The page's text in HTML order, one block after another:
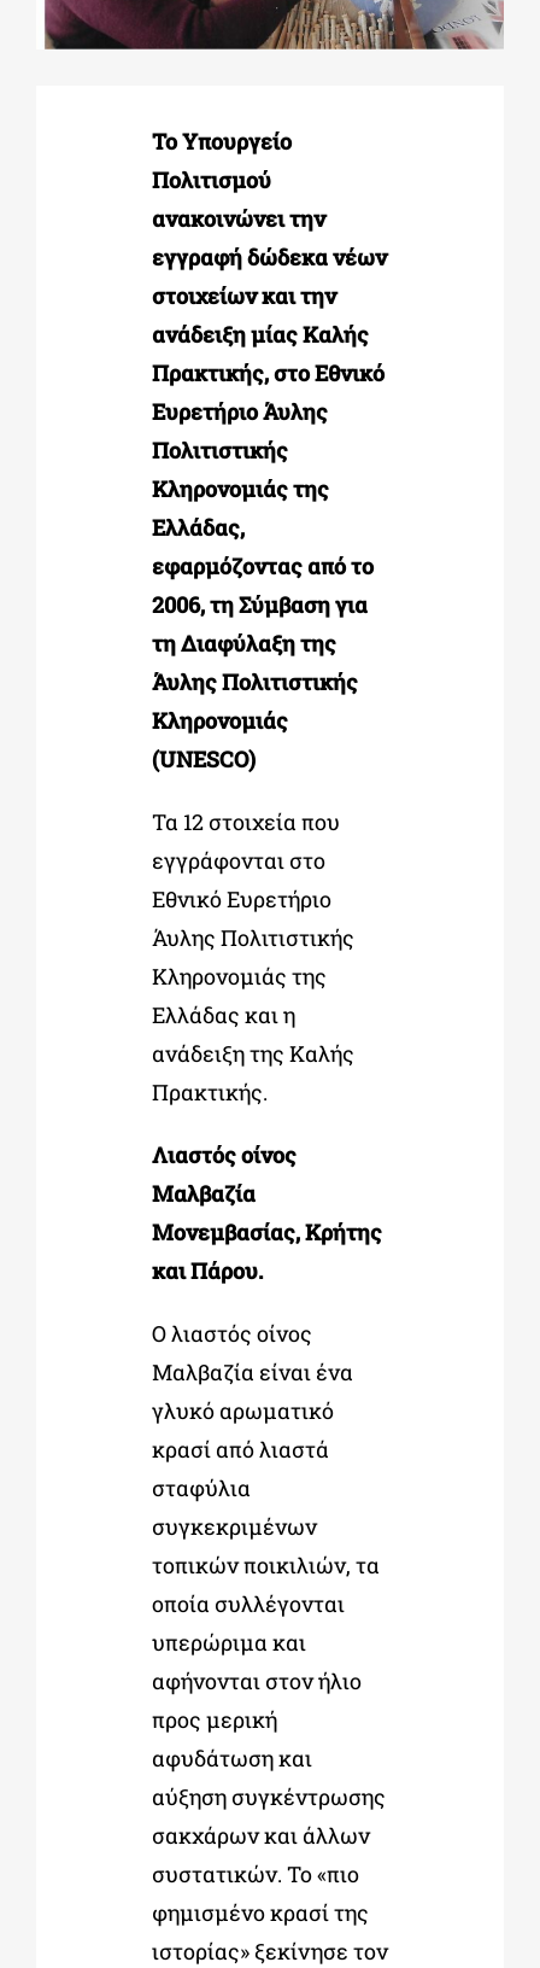
ΕΚΠΑΙΔΕΥΤΙΚΑ ΙΔΡΥΜΑΤΑ
ΠΟΛΙΤΙΣΤΙΚΟΙ ΦΟΡΕΙΣ
Το Υπουργείο
Πολιτισμού
ανακοινώνει την
εγγραφή δώδεκα νέων
στοιχείων και την
ανάδειξη μίας Καλής
Πρακτικής, στο Εθνικό
Ευρετήριο Άυλης
Πολιτιστικής
Κληρονομιάς της
Ελλάδας,
εφαρμόζοντας από το
2006, τη Σύμβαση για
τη Διαφύλαξη της
Άυλης Πολιτιστικής
Κληρονομιάς
(UNESCO)
Τα 12 στοιχεία που
εγγράφονται στο
Εθνικό Ευρετήριο
Άυλης Πολιτιστικής
Κληρονομιάς της
Ελλάδας και η
ανάδειξη της Καλής
Πρακτικής.
Λιαστός οίνος
Μαλβαζία
Μονεμβασίας, Κρήτης
και Πάρου.
Ο λιαστός οίνος
Μαλβαζία είναι ένα
γλυκό αρωματικό
κρασί από λιαστά
σταφύλια
συγκεκριμένων
τοπικών ποικιλιών, τα
οποία συλλέγονται
υπερώριμα και
αφήνονται στον ήλιο
προς μερική
αφυδάτωση και
αύξηση συγκέντρωσης
σακχάρων και άλλων
συστατικών. Το «πιο
φημισμένο κρασί της
ιστορίας» ξεκίνησε τον